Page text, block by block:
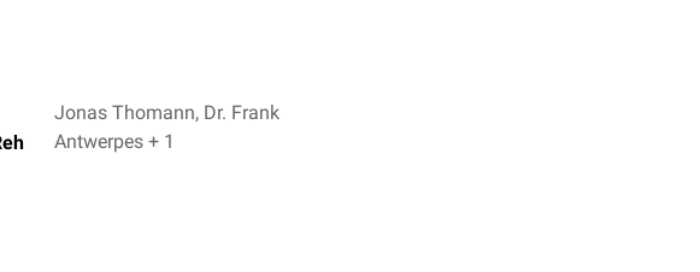
Jonas Thomann, Dr. Frank
Antwerpes + 1